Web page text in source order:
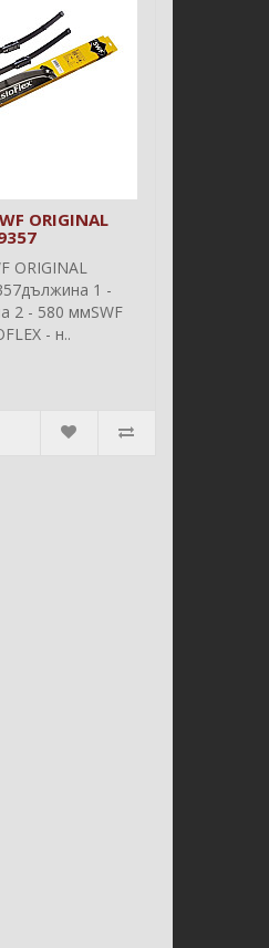
ORIGINAL
ORIGINAL
1 -
2 - 580 ммSWF
- н..